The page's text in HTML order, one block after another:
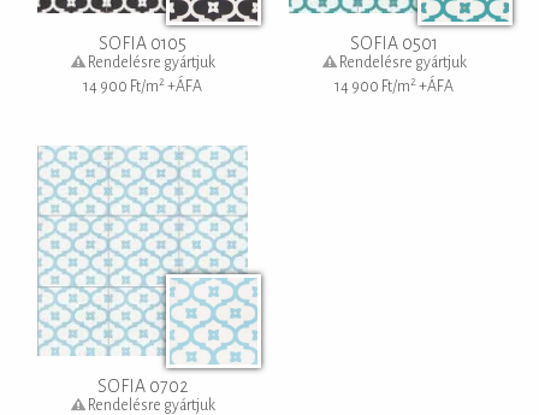
SOFIA 0105
Rendelésre gyártjuk
14 900 Ft/m 2 +ÁFA
SOFIA 0501
Rendelésre gyártjuk
14 900 Ft/m 2 +ÁFA
SOFIA 0702
Rendelésre gyártjuk